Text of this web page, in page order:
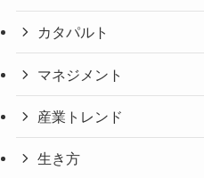
カタパルト
マネジメント
産業トレンド
生き方